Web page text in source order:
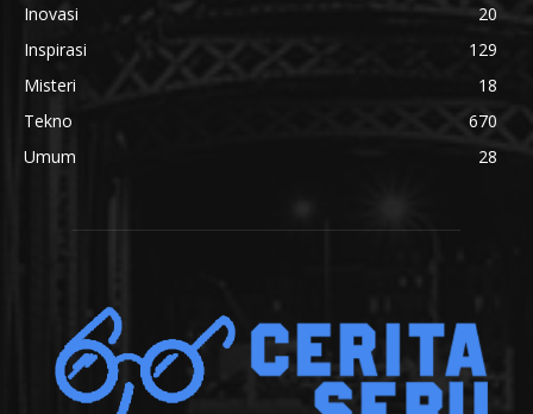
Inovasi
20
Inspirasi
129
Misteri
18
Tekno
670
Umum
28